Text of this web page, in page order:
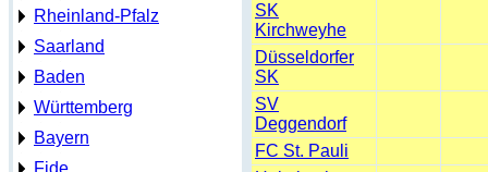
Rheinland-Pfalz
Saarland
Baden
Württemberg
Bayern
Fide
SK
Kirchweyhe
Düsseldorfer
SK
SV
Deggendorf
FC St. Pauli